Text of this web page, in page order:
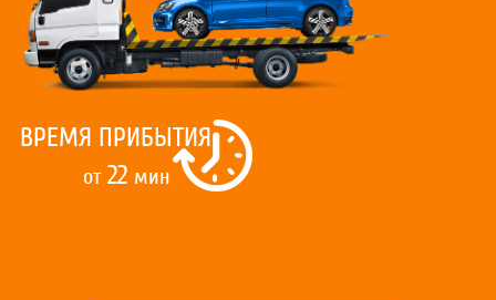
ВРЕМЯ ПРИБЫТИЯ
от 22 мин